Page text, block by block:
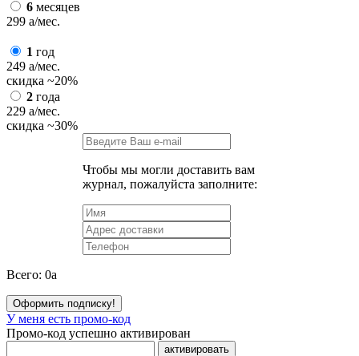
6 месяцев
299 a/мес.
1 год
249 a/мес.
скидка ~20%
2 года
229 a/мес.
скидка ~30%
Чтобы мы могли доставить вам
журнал, пожалуйста заполните:
Всего: 0a
Оформить подписку!
У меня есть промо-код
Промо-код успешно активирован
активировать